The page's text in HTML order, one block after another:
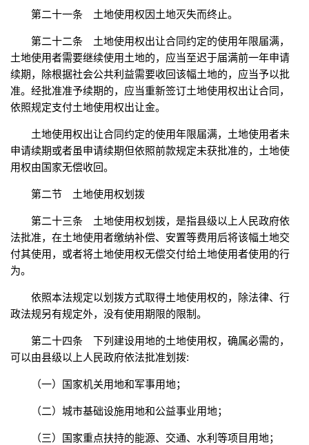
第二十一条 土地使用权因土地灭失而终止。
第二十二条 土地使用权出让合同约定的使用年限届满，
土地使用者需要继续使用土地的，应当至迟于届满前一年申请
续期，除根据社会公共利益需要收回该幅土地的，应当予以批
准。经批准准予续期的，应当重新签订土地使用权出让合同，
依照规定支付土地使用权出让金。
土地使用权出让合同约定的使用年限届满，土地使用者未
申请续期或者虽申请续期但依照前款规定未获批准的，土地使
用权由国家无偿收回。
第二节 土地使用权划拨
第二十三条 土地使用权划拨，是指县级以上人民政府依
法批准，在土地使用者缴纳补偿、安置等费用后将该幅土地交
付其使用，或者将土地使用权无偿交付给土地使用者使用的行
为。
依照本法规定以划拨方式取得土地使用权的，除法律、行
政法规另有规定外，没有使用期限的限制。
第二十四条 下列建设用地的土地使用权，确属必需的，
可以由县级以上人民政府依法批准划拨:
（一）国家机关用地和军事用地；
（二）城市基础设施用地和公益事业用地；
（三）国家重点扶持的能源、交通、水利等项目用地；